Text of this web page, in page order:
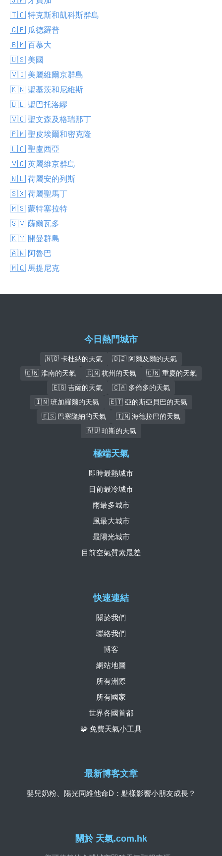
🇹🇨 特克斯和凱科斯群島
🇬🇵 瓜德羅普
🇧🇲 百慕大
🇺🇸 美國
🇻🇮 美屬維爾京群島
🇰🇳 聖基茨和尼維斯
🇧🇱 聖巴托洛繆
🇻🇨 聖文森及格瑞那丁
🇵🇲 聖皮埃爾和密克隆
🇱🇨 聖盧西亞
🇻🇬 英屬維京群島
🇳🇱 荷屬安的列斯
🇸🇽 荷屬聖馬丁
🇲🇸 蒙特塞拉特
🇸🇻 薩爾瓦多
🇰🇾 開曼群島
🇦🇼 阿魯巴
🇲🇶 馬提尼克
今日熱門城市
🇳🇬 卡杜納的天氣
🇩🇿 阿爾及爾的天氣
🇨🇳 淮南的天氣
🇨🇳 杭州的天氣
🇨🇳 重慶的天氣
🇪🇬 吉薩的天氣
🇨🇦 多倫多的天氣
🇮🇳 班加羅爾的天氣
🇪🇹 亞的斯亞貝巴的天氣
🇪🇸 巴塞隆納的天氣
🇮🇳 海德拉巴的天氣
🇦🇺 珀斯的天氣
關於 天氣.com.hk
快速連結
關於我們
聯絡我們
博客
網站地圖
所有洲際
所有國家
世界各國首都
🧩 免費天氣小工具
極端天氣
即時最熱城市
目前最冷城市
雨最多城市
風最大城市
最陽光城市
目前空氣質素最差
最新博客文章
嬰兒奶粉、陽光同維他命D：點樣影響小朋友成長？